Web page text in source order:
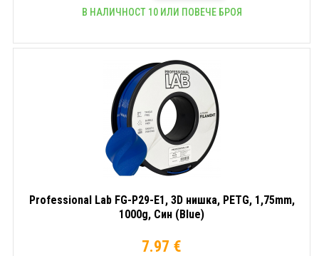
В НАЛИЧНОСТ 10 ИЛИ ПОВЕЧЕ БРОЯ
Professional Lab FG-P29-E1, 3D нишка, PETG, 1,75mm,
1000g, Син (Blue)
7.97 €